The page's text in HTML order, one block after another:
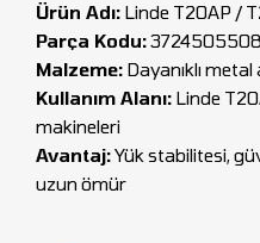
Ürün Adı: Linde T20AP /
Parça Kodu:3724505508
Malzeme: Dayanıklı metal
Kullanım Alanı: Linde
makineleri
Avantaj:Yük stabilitesi,
uzun ömür